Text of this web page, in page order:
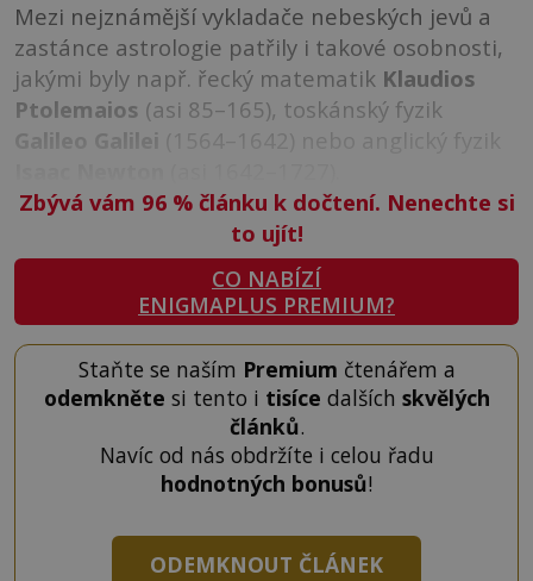
Mezi nejznámější vykladače nebeských jevů a
zastánce astrologie patřily i takové osobnosti,
jakými byly např. řecký matematik Klaudios
Ptolemaios (asi 85–165), toskánský fyzik
Galileo Galilei (1564–1642) nebo anglický fyzik
Zbývá vám 96 %článku k dočtení. Nenechte si
to ujít!
CO NABÍZÍ
ENIGMAPLUS PREMIUM?
Staňte se naším Premium čtenářem a
odemkněte si tento i tisíce dalších skvělých
článků.
Navíc od nás obdržíte i celou řadu
hodnotných bonusů!
ODEMKNOUT ČLÁNEK